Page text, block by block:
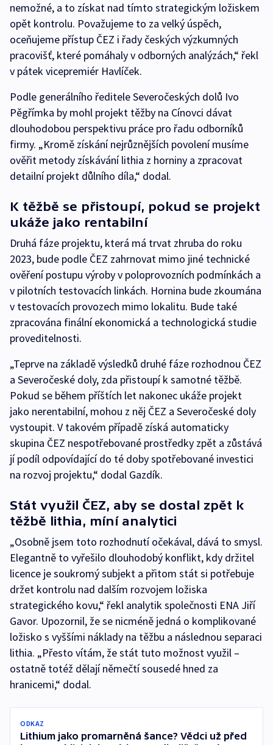
nemožné, a to získat nad tímto strategickým ložiskem
opět kontrolu. Považujeme to za velký úspěch,
oceňujeme přístup ČEZ i řady českých výzkumných
pracovišť, které pomáhaly v odborných analýzách,“ řekl
v pátek vicepremiér Havlíček.
Podle generálního ředitele Severočeských dolů Ivo
Pěgřímka by mohl projekt těžby na Cínovci dávat
dlouhodobou perspektivu práce pro řadu odborníků
firmy. „Kromě získání nejrůznějších povolení musíme
ověřit metody získávání lithia z horniny a zpracovat
detailní projekt důlního díla,“ dodal.
K těžbě se přistoupí, pokud se projekt
ukáže jako rentabilní
Druhá fáze projektu, která má trvat zhruba do roku
2023, bude podle ČEZ zahrnovat mimo jiné technické
ověření postupu výroby v poloprovozních podmínkách a
v pilotních testovacích linkách. Hornina bude zkoumána
v testovacích provozech mimo lokalitu. Bude také
zpracována finální ekonomická a technologická studie
proveditelnosti.
„Teprve na základě výsledků druhé fáze rozhodnou ČEZ
a Severočeské doly, zda přistoupí k samotné těžbě.
Pokud se během příštích let nakonec ukáže projekt
jako nerentabilní, mohou z něj ČEZ a Severočeské doly
vystoupit. V takovém případě získá automaticky
skupina ČEZ nespotřebované prostředky zpět a zůstává
jí podíl odpovídající do té doby spotřebované investici
na rozvoj projektu,“ dodal Gazdík.
Stát využil ČEZ, aby se dostal zpět k
těžbě lithia, míní analytici
„Osobně jsem toto rozhodnutí očekával, dává to smysl.
Elegantně to vyřešilo dlouhodobý konflikt, kdy držitel
licence je soukromý subjekt a přitom stát si potřebuje
držet kontrolu nad dalším rozvojem ložiska
strategického kovu,“ řekl analytik společnosti ENA Jiří
Gavor. Upozornil, že se nicméně jedná o komplikované
ložisko s vyššími náklady na těžbu a následnou separaci
lithia. „Přesto vítám, že stát tuto možnost využil –
ostatně totéž dělají němečtí sousedé hned za
hranicemi,“ dodal.
ODKAZ
Lithium jako promarněná šance? Vědci už před